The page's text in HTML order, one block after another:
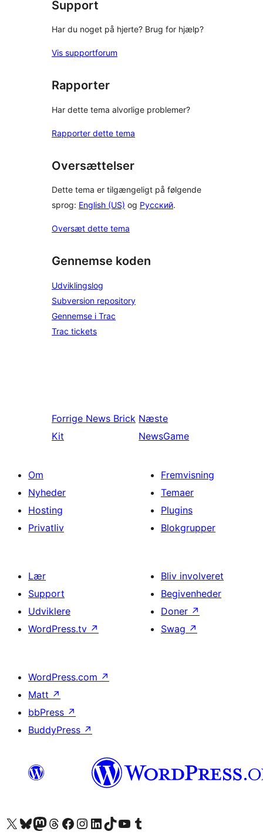
Support
Har du noget på hjerte? Brug for hjælp?
Vis supportforum
Rapporter
Har dette tema alvorlige problemer?
Rapporter dette tema
Oversættelser
Dette tema er tilgængeligt på følgende
sprog: English (US) og Русский.
Oversæt dette tema
Gennemse koden
Udviklingslog
Subversion repository
Gennemse i Trac
Trac tickets
Forrige News Brick
Kit
Næste
NewsGame
Om
Nyheder
Hosting
Privatliv
Fremvisning
Temaer
Plugins
Blokgrupper
Lær
Support
Udviklere
WordPress.tv ↗
Bliv involveret
Begivenheder
Doner ↗
Swag ↗
WordPress.com ↗
Matt ↗
bbPress ↗
BuddyPress ↗
Besøg vores X (tidligere Twitter) konto
Besøg vores Bluesky-konto
Besøg vores Mastodon konto
Besøg vores Threads-konto
Besøg vores Facebook sideBesøg vores Instagram konto
Besøg vores LinkedIn konto
Besøg vores TikTok-konto
Besøg vores YouTube-kanalBesøg vores Tumblr-konto